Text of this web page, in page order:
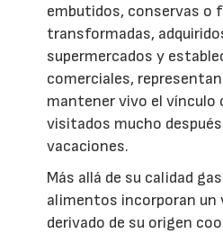
embutidos, conservas o
transformadas,
supermercados y
comerciales,
mantener vivo el
visitados mucho
vacaciones.
Más allá de su calidad
alimentos incorporan un
derivado de su origen